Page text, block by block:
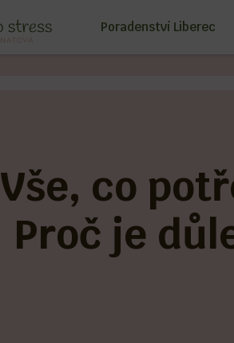
Poradenství Liberec
Vše, co
Proč je